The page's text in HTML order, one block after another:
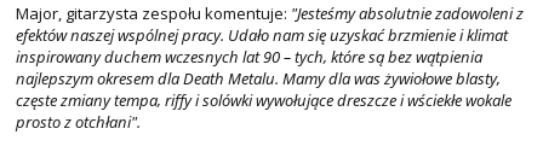
Major, gitarzysta zespołu komentuje: "Jesteśmy absolutnie zadowoleni z
efektów naszej wspólnej pracy. Udało nam się uzyskać brzmienie i klimat
inspirowany duchem wczesnych lat 90 – tych, które są bez wątpienia
najlepszym okresem dla Death Metalu. Mamy dla was żywiołowe blasty,
częste zmiany tempa, riffy i solówki wywołujące dreszcze i wściekłe wokale
prosto z otchłani".